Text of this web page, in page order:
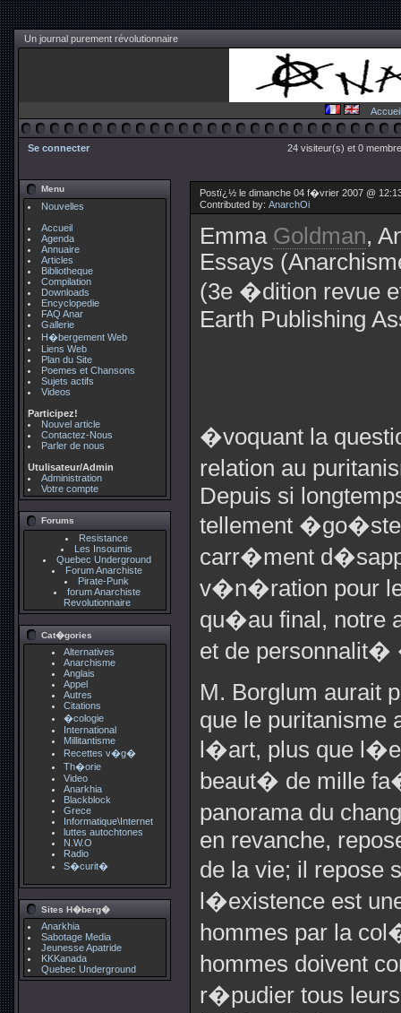
Un journal purement révolutionnaire
Accueil
Se connecter 24 visiteur(s) et 0
Menu
Nouvelles
Accueil
Agenda
Annuaire
Articles
Bibliotheque
Compilation
Downloads
Encyclopedie
FAQ Anar
Gallerie
H�bergement Web
Liens Web
Plan du Site
Poemes et Chansons
Sujets actifs
Videos
Participez!
Nouvel article
Contactez-Nous
Parler de nous
Utulisateur/Admin
Administration
Votre compte
Forums
Resistance
Les Insoumis
Quebec Underground
Forum Anarchiste
Pirate-Punk
forum Anarchiste
Revolutionnaire
Cat�gories
Alternatives
Anarchisme
Anglais
Appel
Autres
Citations
�cologie
International
Millitantisme
Recettes v�g�
Th�orie
Video
Anarkhia
Blackblock
Grece
Informatique\Internet
luttes autochtones
N.W.O
Radio
S�curit�
Sites H�berg�
Anarkhia
Sabotage Media
Jeunesse Apatride
KKKanada
Quebec Underground
Postï¿½ le dimanche 04 f�vrier 2007 @
Contributed by: AnarchOi
Emma Goldman,
Essays
(3e �dition revue
Earth Publishing
�voquant la
relation au
Depuis si
tellement
carr�ment
v�n�ration pour le
qu�au final, notre
et de
M. Borglum aurait
que le puritanisme
l�art, plus que
beaut� de mille
panorama du
en revanche,
de la vie; il
l�existence est
hommes par la
hommes doivent
r�pudier tous